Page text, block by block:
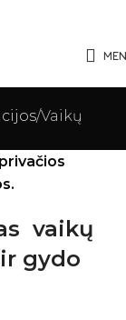
Vaikų
vaikų
gydo